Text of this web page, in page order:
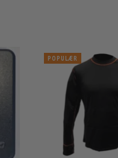
POPULÆR